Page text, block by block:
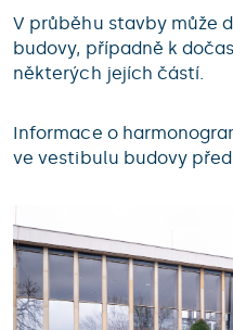
V průběhu stavby může
budovy, případně k
některých jejích částí.
Informace o
ve vestibulu budovy